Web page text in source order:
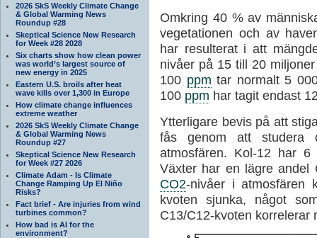
2026 SkS Weekly Climate Change
& Global Warming News
Roundup #28
Skeptical Science New Research
for Week #28 2028
Six charts show how clean power
was world’s largest source of
new energy in 2025
Eastern U.S. broils after heat
wave kills over 1,300 in Europe
How climate change influences
extreme weather
2026 SkS Weekly Climate Change
& Global Warming News
Roundup #27
Skeptical Science New Research
for Week #27 2026
Climate Adam - Is Climate
Change Ramping Up El Niño
Risks?
Fact brief - Are injuries from wind
turbines common?
How bad is AI for the
environment?
Omkring 40 % av
vegetationen och av
har resulterat i att
nivåer på 15 till 20
100 ppm tar normalt 5
100 ppm har tagit endast
Ytterligare bevis på att
fås genom att studera
atmosfären. Kol-12 har
Växter har en lägre andel
CO2-nivåer i atmosfären
kvoten sjunka, något
C13/C12-kvoten korrelerar